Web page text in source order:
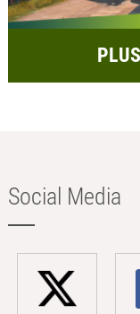
Social Media